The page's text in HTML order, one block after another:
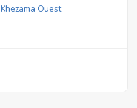
Khezama Ouest